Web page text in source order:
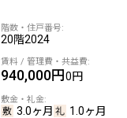
20階2024
940,000円0円
3.0ヶ月 1.0ヶ月